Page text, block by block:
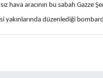
hava aracının bu sabah
yakınlarında düzenlediği